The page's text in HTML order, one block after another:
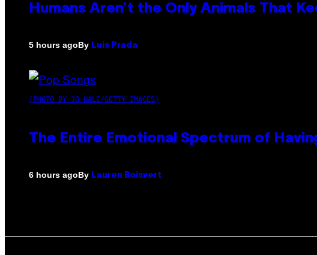
Humans Aren’t the Only Animals That
5 hours agoBy Luis Prada
(PHOTO BY JO HALE/GETTY IMAGES)
The Entire Emotional Spectrum of
6 hours agoBy Lauren Boisvert